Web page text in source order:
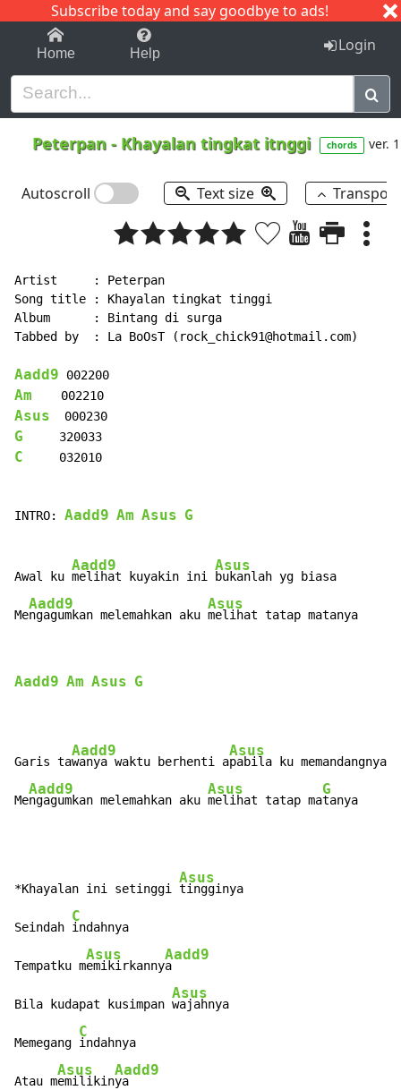
Subscribe today and say goodbye to ads!
1-9 C I J
Home Help Login
Peterpan - Khayalan tingkat itnggi chords ver. 1
Autoscroll Text size
Artist     : Peterpan
Song title : Khayalan tingkat tinggi
Album      : Bintang di surga
Tabbed by  : La BoOsT (rock_chick91@hotmail.com)
Aadd9
Am
Asus
G
C
     032010
INTRO: Aadd9 Am Asus G
Awal ku
Aadd9
melihat kuyakin ini
Asus
bukanlah yg biasa
Me
Aadd9
ngagumkan melemahkan aku
Asus
melihat tatap matanya
Aadd9 Am Asus G
Garis ta
Aadd9
wanya waktu berhenti a
Asus
pabila ku memandangnya
Me
Aadd9
ngagumkan melemahkan aku
Asus
melihat tatap ma
G
tanya
*Khayalan ini setinggi
Asus
tingginya
Seindah
C
indahnya
Tempatku m
Asus
emikirkanny
Aadd9
a
Bila kudapat kusimpan
Asus
wajahnya
Memegang
C
indahnya
Atau m
Asus
emilikin
Aadd9
ya